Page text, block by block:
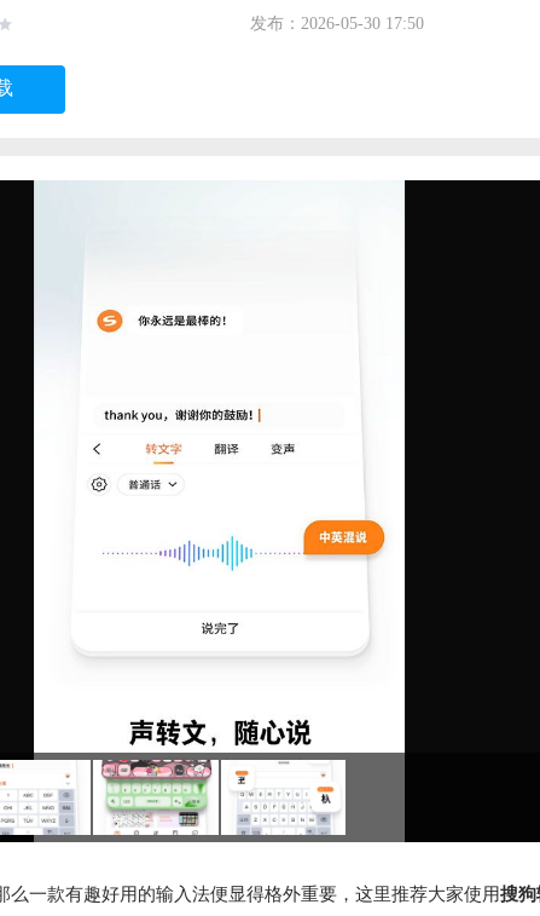
发布：2026-05-30 17:50
一款有趣好用的输入法便显得格外重要，这里推荐大家使用搜狗